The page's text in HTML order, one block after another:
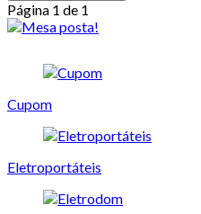
Página 1 de 1
Cupom
Eletroportáteis